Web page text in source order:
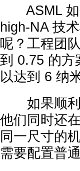
ASML 如
high-NA 技
呢？工程团
到 0.75 的方
以达到 6 纳米
如果顺利
他们同时还
同一尺寸的
需要配置普